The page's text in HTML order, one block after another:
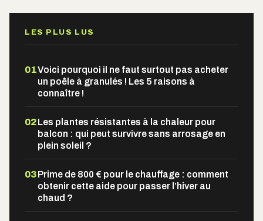
LES PLUS LUS
01Voici pourquoi il ne faut surtout pas acheter
un poêle à granulés ! Les 5 raisons à
connaître !
02Les plantes résistantes à la chaleur pour
balcon : qui peut survivre sans arrosage en
plein soleil ?
03Prime de 800 € pour le chauffage : comment
obtenir cette aide pour passer l’hiver au
chaud ?